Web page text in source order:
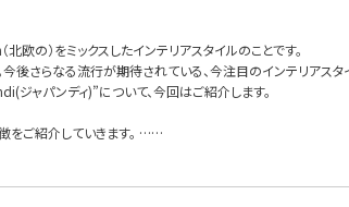
の）をミックスしたインテリアスタイルのことです。
後さらなる流行が期待されている、今注目のインテリアスタ
ャパンディ)”について、今回はご紹介します。
をご紹介していきます。 ……